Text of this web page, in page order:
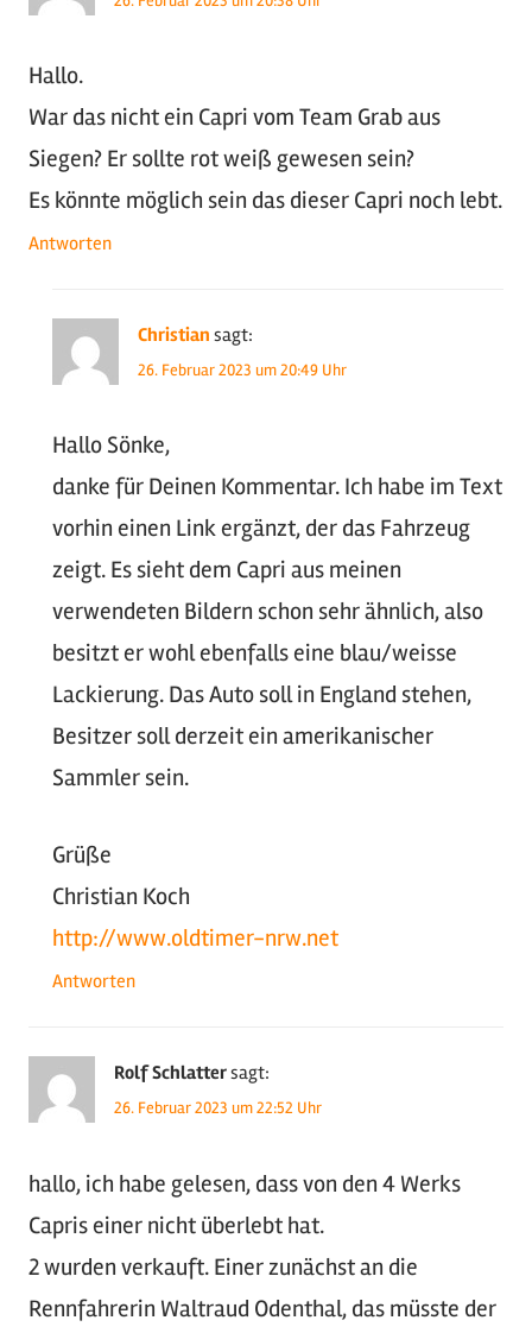
Hallo.
War das nicht ein Capri vom Team Grab aus
Siegen? Er sollte rot weiß gewesen sein?
Es könnte möglich sein das dieser Capri noch lebt.
Antworten
Christian sagt:
26. Februar 2023 um 20:49 Uhr
Hallo Sönke,
danke für Deinen Kommentar. Ich habe im Text
vorhin einen Link ergänzt, der das Fahrzeug
zeigt. Es sieht dem Capri aus meinen
verwendeten Bildern schon sehr ähnlich, also
besitzt er wohl ebenfalls eine blau/weisse
Lackierung. Das Auto soll in England stehen,
Besitzer soll derzeit ein amerikanischer
Sammler sein.
Grüße
Christian Koch
http://www.oldtimer-nrw.net
Antworten
Rolf Schlattersagt:
26. Februar 2023 um 22:52 Uhr
hallo, ich habe gelesen, dass von den 4 Werks
Capris einer nicht überlebt hat.
2 wurden verkauft. Einer zunächst an die
Rennfahrerin Waltraud Odenthal, das müsste der